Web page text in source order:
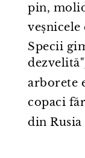
pin,
veșnicele
Specii
arborete
copaci
din Rusia